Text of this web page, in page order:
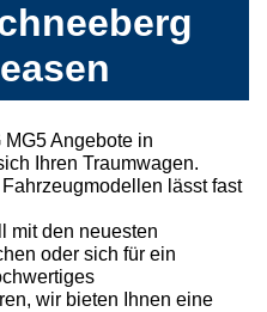
Angebote in
Ihren Traumwagen.
lässt fast
mit den neuesten
oder sich für ein
wir bieten Ihnen eine